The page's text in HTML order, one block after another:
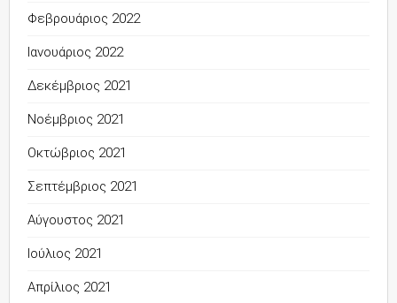
Φεβρουάριος 2022
Ιανουάριος 2022
Δεκέμβριος 2021
Νοέμβριος 2021
Οκτώβριος 2021
Σεπτέμβριος 2021
Αύγουστος 2021
Ιούλιος 2021
Απρίλιος 2021